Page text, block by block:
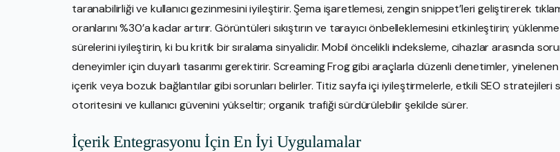
taranabilirliği ve kullanıcı gezinmesini iyileştirir. Şema işaretlemesi, zengin snippet’leri geliştirerek
oranlarını %30’a kadar artırır. Görüntüleri sıkıştırın ve tarayıcı önbelleklemesini etkinleştirin; yüklenme
sürelerini iyileştirin, ki bu kritik bir sıralama sinyalidir. Mobil öncelikli indeksleme, cihazlar arasında
deneyimler için duyarlı tasarımı gerektirir. Screaming Frog gibi araçlarla düzenli denetimler, yinelenen
içerik veya bozuk bağlantılar gibi sorunları belirler. Titiz sayfa içi iyileştirmelerle, etkili SEO stratejileri
otoritesini ve kullanıcı güvenini yükseltir; organik trafiği sürdürülebilir şekilde sürer.
İçerik Entegrasyonu İçin En İyi Uygulamalar